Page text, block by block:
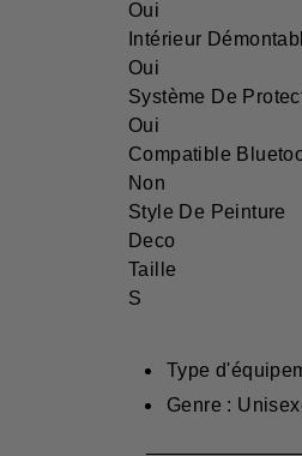
Oui
Intérieur
Oui
Système De
Oui
Compatible
Non
Style De Peinture
Deco
Taille
S
Type
Genre :